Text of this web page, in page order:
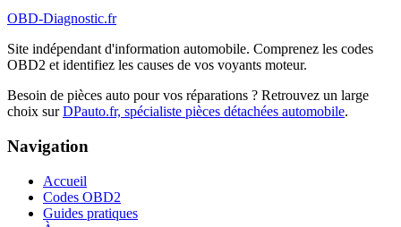
OBD-Diagnostic.fr
Site indépendant d'information automobile. Comprenez les codes
OBD2 et identifiez les causes de vos voyants moteur.
Besoin de pièces auto pour vos réparations ? Retrouvez un large
choix sur DPauto.fr, spécialiste pièces détachées automobile.
Navigation
Accueil
Codes OBD2
Guides pratiques